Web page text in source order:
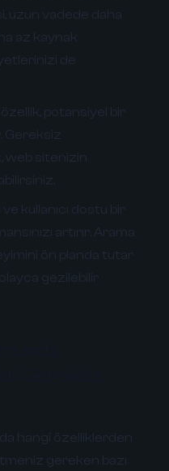
uzun vadede daha
az kaynak
de
potansiyel bir
Gereksiz
web sitenizin
ve kullanıcı dostu bir
artırır. Arama
ön planda tutar
gezilebilir
hangi özelliklerden
gereken bazı